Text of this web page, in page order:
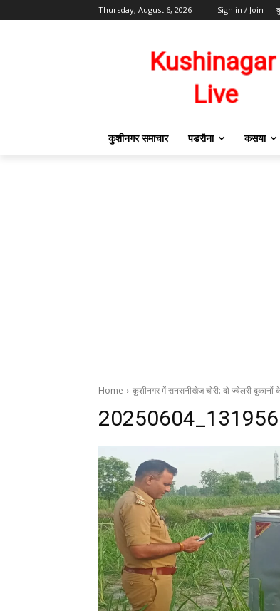
Thursday, August 6, 2026 Sign in / Join
कुशीनगर समाचार पडरौना कसया
Home कुशीनगर में सनसनीखेज चोरी: दो ज्वेलरी दुकानों
20250604_131956